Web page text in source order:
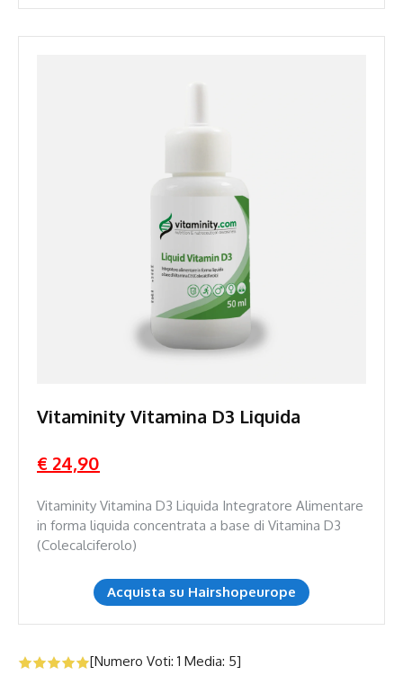
Vitaminity Vitamina D3 Liquida
€ 24,90
Vitaminity Vitamina D3 Liquida Integratore Alimentare
in forma liquida concentrata a base di Vitamina D3
(Colecalciferolo)
Acquista su Hairshopeurope
[Numero Voti: 1 Media: 5]